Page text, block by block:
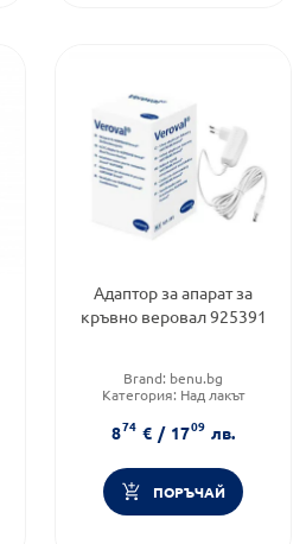
Адаптор за апарат за
кръвно веровал 925391
Brand: benu.bg
Категория: Над лакът
874 € / 1709 лв.
ПОРЪЧАЙ